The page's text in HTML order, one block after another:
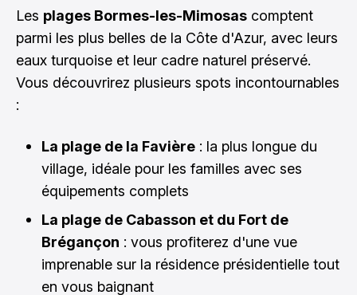
Les plages Bormes-les-Mimosas comptent
parmi les plus belles de la Côte d'Azur, avec leurs
eaux turquoise et leur cadre naturel préservé.
Vous découvrirez plusieurs spots incontournables
:
La plage de la Favière : la plus longue du
village, idéale pour les familles avec ses
équipements complets
La plage de Cabasson et du Fort de
Brégançon : vous profiterez d'une vue
imprenable sur la résidence présidentielle tout
en vous baignant